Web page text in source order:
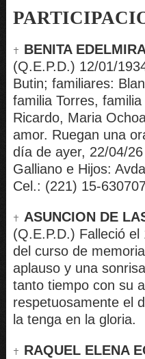
BENITA
(Q.E.P.D.) 12/01/
Butin; familiares:
familia Torres,
Ricardo, Maria
amor. Ruegan una
día de ayer, 22/04/
Galliano e Hijos:
Cel.: (221) 15-
ASUNCION DE
(Q.E.P.D.) Falleció
del curso de
aplauso y una
tanto tiempo con su
respetuosamente el
la tenga en la gloria.
RAQUEL ELENA